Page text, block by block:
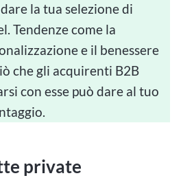
la tua selezione di
Tendenze come la
e il benessere
che gli acquirenti B2B
con esse può dare al tuo
private